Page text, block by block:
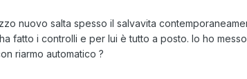
nuovo salta spesso il salvavita
fatto i controlli e per lui è tutto a posto. Io ho
riarmo automatico ?